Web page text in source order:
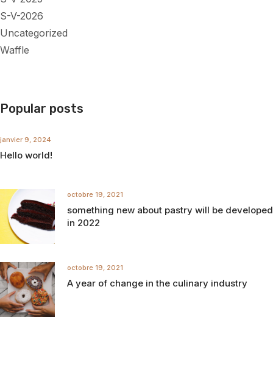
S-V-2026
Uncategorized
Waffle
Popular posts
janvier 9, 2024
Hello world!
octobre 19, 2021
something new about pastry will be developed
in 2022
octobre 19, 2021
A year of change in the culinary industry